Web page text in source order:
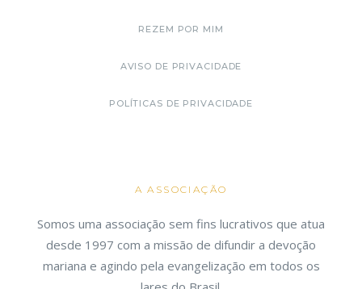
REZEM POR MIM
AVISO DE PRIVACIDADE
POLÍTICAS DE PRIVACIDADE
A ASSOCIAÇÃO
Somos uma associação sem fins lucrativos que atua
desde 1997 com a missão de difundir a devoção
mariana e agindo pela evangelização em todos os